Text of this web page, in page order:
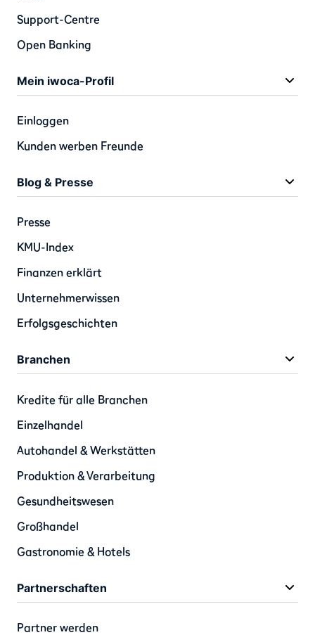
Support-Centre
Open Banking
Mein iwoca-Profil
Einloggen
Kunden werben Freunde
Branchen
Kredite für alle Branchen
Einzelhandel
Autohandel & Werkstätten
Produktion & Verarbeitung
Gesundheitswesen
Großhandel
Gastronomie & Hotels
Blog & Presse
Presse
KMU-Index
Finanzen erklärt
Unternehmerwissen
Erfolgsgeschichten
Partnerschaften
Partner werden